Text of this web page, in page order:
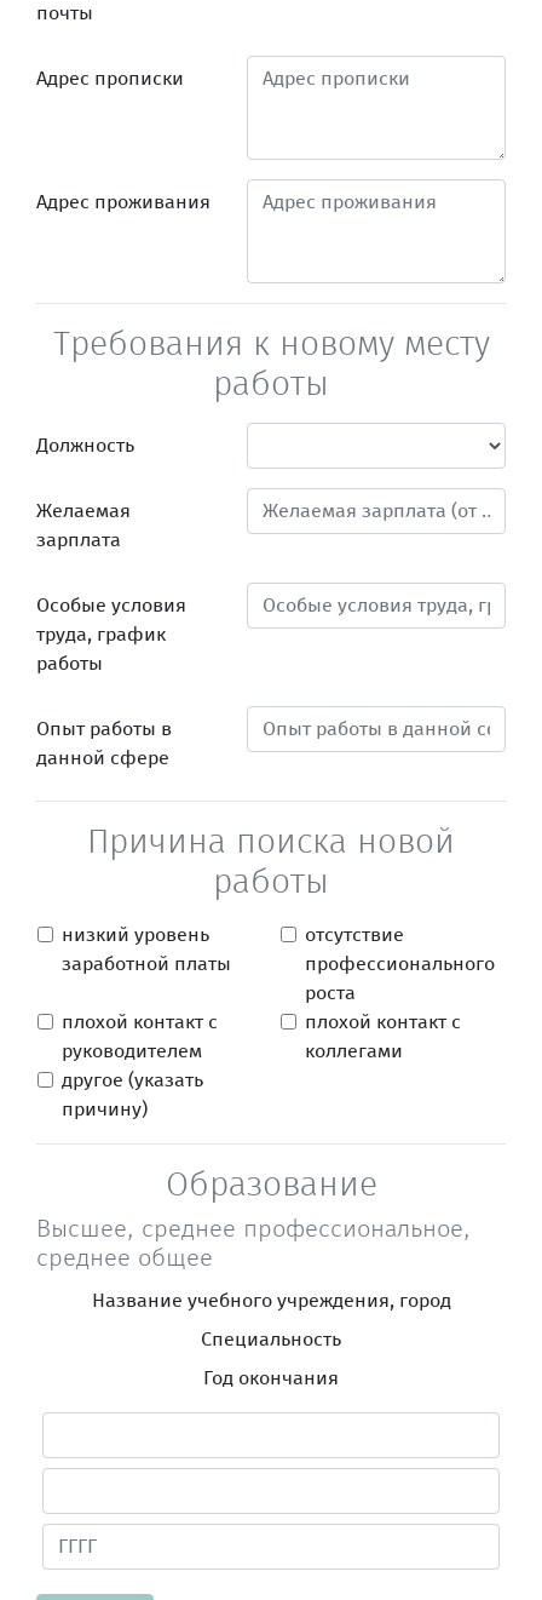
почты
Адрес прописки
Адрес проживания
Требования к новому месту
работы
Должность
Желаемая
зарплата
Особые условия
труда, график
работы
Опыт работы в
данной сфере
Причина поиска новой
работы
низкий уровень
заработной платы
отсутствие
профессионального
роста
плохой контакт с
руководителем
плохой контакт с
коллегами
другое (указать
причину)
Образование
Высшее, среднее профессиональное,
среднее общее
Название учебного учреждения, город
Специальность
Год окончания